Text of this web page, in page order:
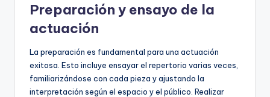
Preparación y ensayo de la
actuación
La preparación es fundamental para una actuación
exitosa. Esto incluye ensayar el repertorio varias veces,
familiarizándose con cada pieza y ajustando la
interpretación según el espacio y el público. Realizar